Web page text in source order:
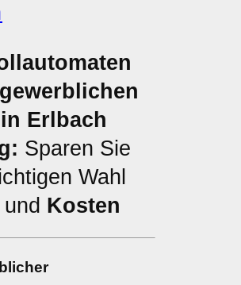
Erlbach
Sparen Sie
Wahl
und Kosten